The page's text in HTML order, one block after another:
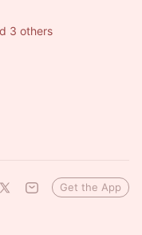
3 others
Get the App